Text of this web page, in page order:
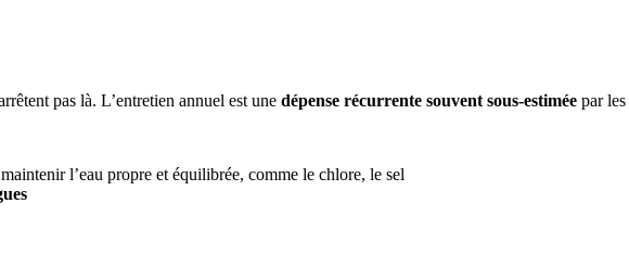
pas là. L’entretien annuel est une dépense récurrente souvent sous-estimée par
l’eau propre et équilibrée, comme le chlore, le sel